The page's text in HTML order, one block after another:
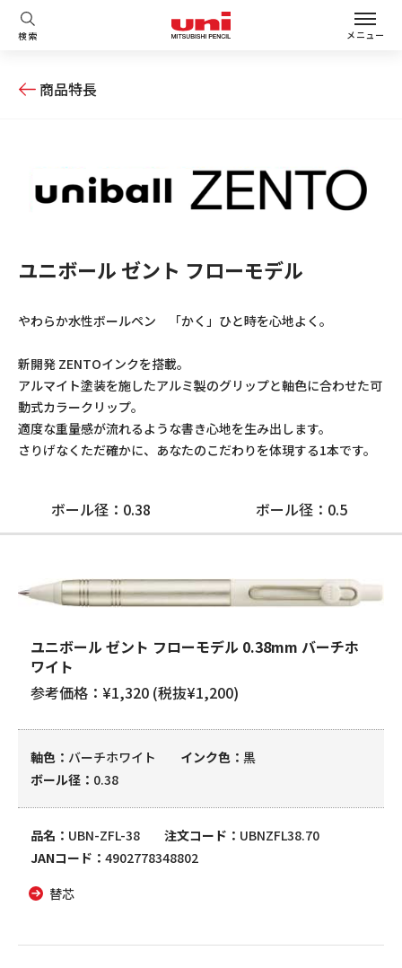
検索 メニュー
商品特長
ユニボール ゼント フローモデル
やわらか水性ボールペン 「かく」ひと時を心地よく。
新開発 ZENTOインクを搭載。
アルマイト塗装を施したアルミ製のグリップと軸色に合わせた可
動式カラークリップ。
適度な重量感が流れるような書き心地を生み出します。
さりげなくただ確かに、あなたのこだわりを体現する1本です。
ボール径：0.38 ボール径：0.5
ユニボール ゼント フローモデル 0.38mm バーチホ
ワイト
参考価格：¥1,320 (税抜¥1,200)
軸色 バーチホワイト インク色
黒
ボール径
0.38
品名 UBN-ZFL-38 注文コード
UBNZFL38.70
JANコード
4902778348802
替芯